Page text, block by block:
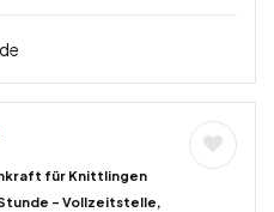
für Knittlingen
– Vollzeitstelle,